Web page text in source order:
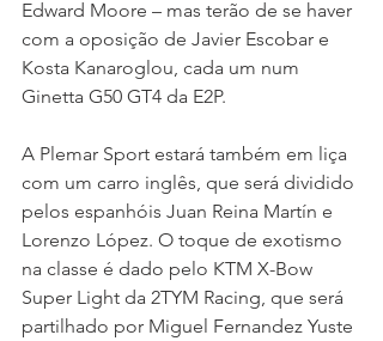
Edward Moore – mas terão de se haver
com a oposição de Javier Escobar e
Kosta Kanaroglou, cada um num
Ginetta G50 GT4 da E2P.
A Plemar Sport estará também em liça
com um carro inglês, que será dividido
pelos espanhóis Juan Reina Martín e
Lorenzo López. O toque de exotismo
na classe é dado pelo KTM X-Bow
Super Light da 2TYM Racing, que será
partilhado por Miguel Fernandez Yuste